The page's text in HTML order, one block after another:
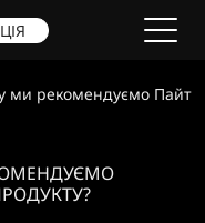
ми рекомендуємо